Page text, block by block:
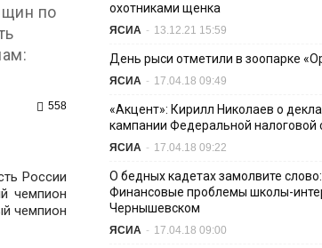
по
558
России
чемпион
чемпион
охотниками щенка
ЯСИА - 13.12.21 15:59
День рыси отметили в зоопарке
ЯСИА - 17.04.18 09:49
«Акцент»: Кирилл Николаев о
кампании Федеральной налоговой
ЯСИА - 17.04.18 09:22
О бедных кадетах замолвите слово:
Финансовые проблемы школы-
Чернышевском
ЯСИА - 17.04.18 09:00